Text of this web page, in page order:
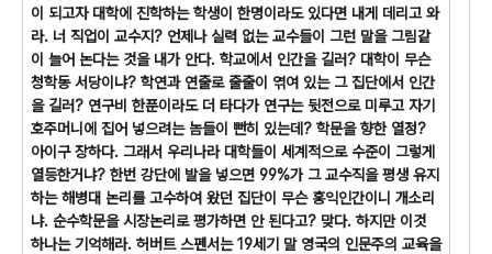
이 되고자 대학에 진학하는 학생이 한명이라도 있다면 내게 데리고 와
라. 너 직업이 교수지? 언제나 실력 없는 교수들이 그런 말을 그림같
이 늘어 논다는 것을 내가 안다. 학교에서 인간을 길러? 대학이 무슨
청학동 서당이냐? 학연과 연줄로 줄줄이 엮여 있는 그 집단에서 인간
을 길러? 연구비 한푼이라도 더 타다가 연구는 뒷전으로 미루고 자기
호주머니에 집어 넣으려는 놈들이 뻔히 있는데? 학문을 향한 열정?
아이구 장하다. 그래서 우리나라 대학들이 세계적으로 수준이 그렇게
열등한거냐? 한번 강단에 발을 넣으면 99%가 그 교수직을 평생 유지
하는 해병대 논리를 고수하여 왔던 집단이 무슨 홍익인간이니 개소리
냐. 순수학문을 시장논리로 평가하면 안 된다고? 맞다. 하지만 이것
하나는 기억해라. 허버트 스펜서는 19세기 말 영국의 인문주의 교육을